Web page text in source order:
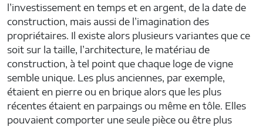
l’investissement en temps et en argent, de la date de
construction, mais aussi de l’imagination des
propriétaires. Il existe alors plusieurs variantes que ce
soit sur la taille, l’architecture, le matériau de
construction, à tel point que chaque loge de vigne
semble unique. Les plus anciennes, par exemple,
étaient en pierre ou en brique alors que les plus
récentes étaient en parpaings ou même en tôle. Elles
pouvaient comporter une seule pièce ou être plus